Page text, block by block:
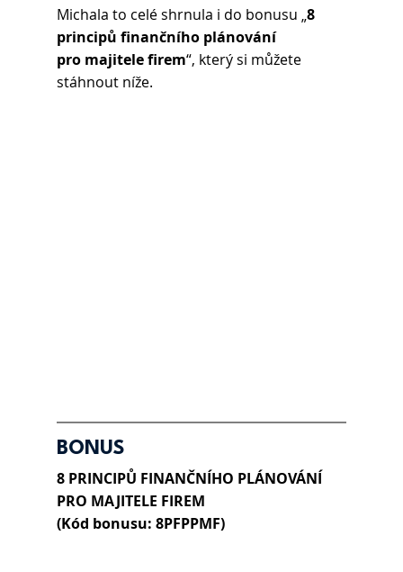
Michala to celé shrnula i do bonusu „8
principů finančního plánování
pro majitele firem“, který si můžete
stáhnout níže.
BONUS
8 PRINCIPŮ FINANČNÍHO PLÁNOVÁNÍ
PRO MAJITELE FIREM
(Kód bonusu: 8PFPPMF)